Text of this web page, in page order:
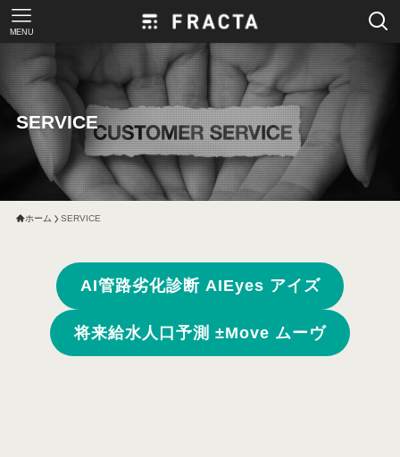
MENU
SERVICE
ホーム SERVICE
AI管路劣化診断 AIEyes アイズ
将来給水人口予測 ±Move ムーヴ